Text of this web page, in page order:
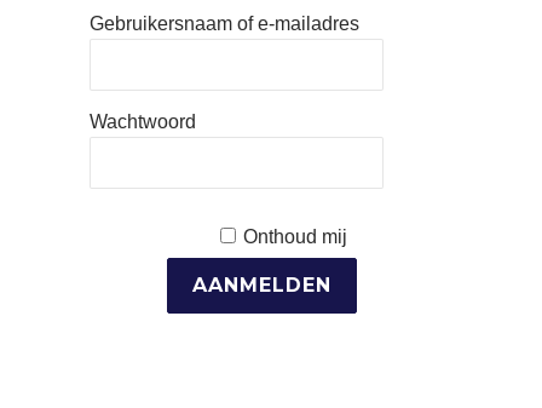
Gebruikersnaam of e-mailadres
Wachtwoord
Onthoud mij